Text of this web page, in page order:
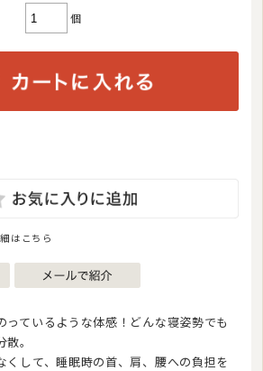
個
はこちら
っているような体感！どんな寝姿勢でも
。
くして、睡眠時の首、肩、腰への負担を